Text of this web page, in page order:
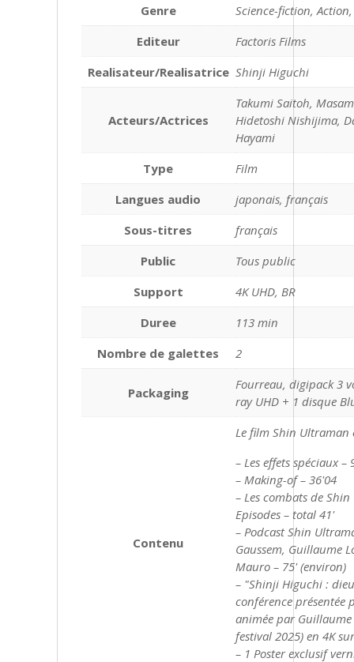
Genre
Science-fiction,
Editeur
Factoris Films
Realisateur/Realisatrice Shinji Higuchi
Acteurs/Actrices
Takumi Saitoh,
Hidetoshi Nishijima,
Hayami
Type
Film
Langues audio
japonais, français
Sous-titres
français
Public
Tous public
Support
4K UHD, BR
Duree
113 min
Nombre de galettes
2
Packaging
Fourreau, digipack 3
ray UHD + 1 disque
Contenu
Le film Shin Ultraman
– Les effets spéciaux –
– Making-of – 36'04
– Les combats de
Episodes – total 41'
– Podcast Shin
Gaussem, Guillaume
Mauro – 75' (environ)
– "Shinji Higuchi :
conférence présentée
animée par Guillaume
festival 2025) en 4K
– 1 Poster exclusif